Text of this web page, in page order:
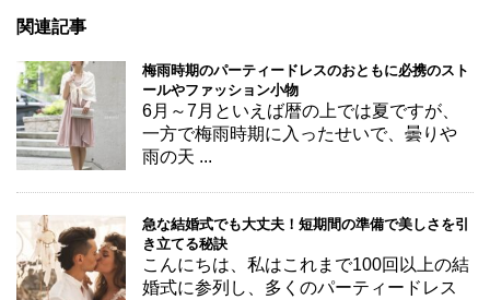
関連記事
梅雨時期のパーティードレスのおともに必携のスト
ールやファッション小物
6月～7月といえば暦の上では夏ですが、
一方で梅雨時期に入ったせいで、曇りや
雨の天 ...
急な結婚式でも大丈夫！短期間の準備で美しさを引
き立てる秘訣
こんにちは、私はこれまで100回以上の結
婚式に参列し、多くのパーティードレス